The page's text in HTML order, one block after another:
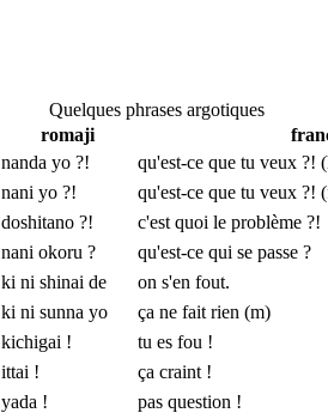
Quelques phrases argotiques
romaji
nanda yo ?!
qu'est-ce que tu veux ?!
nani yo ?!
qu'est-ce que tu veux ?!
doshitano ?!
c'est quoi le problème ?!
nani okoru ?
qu'est-ce qui se passe ?
ki ni shinai de
on s'en fout.
ki ni sunna yo
ça ne fait rien (m)
kichigai !
tu es fou !
ittai !
ça craint !
yada !
pas question !